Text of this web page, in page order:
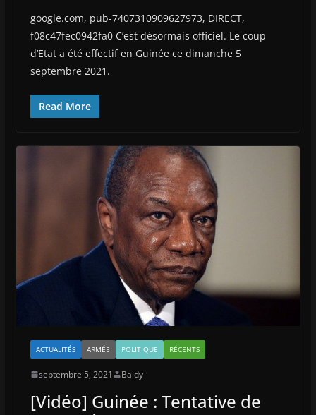
google.com, pub-7407310909627973, DIRECT,
f08c47fec0942fa0 C’est désormais officiel. Le coup
d’Etat a été effectif en Guinée ce dimanche 5
septembre 2021.
Read More
ACTUALITÉS ARMÉE POLITIQUE RÉCENTS
septembre 5, 2021 Baidy
[Vidéo] Guinée : Tentative de